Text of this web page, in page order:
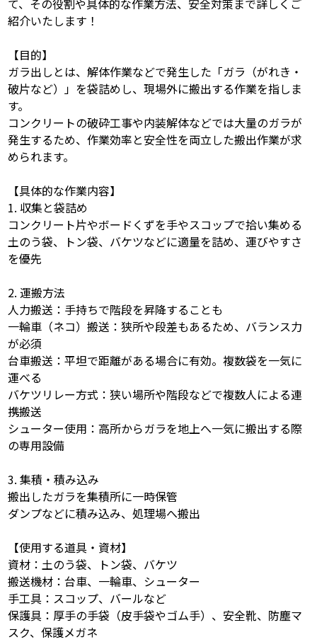
て、その役割や具体的な作業方法、安全対策まで詳しくご
紹介いたします！
【目的】
ガラ出しとは、解体作業などで発生した「ガラ（がれき・
破片など）」を袋詰めし、現場外に搬出する作業を指しま
す。
コンクリートの破砕工事や内装解体などでは大量のガラが
発生するため、作業効率と安全性を両立した搬出作業が求
められます。
【具体的な作業内容】
1. 収集と袋詰め
コンクリート片やボードくずを手やスコップで拾い集める
土のう袋、トン袋、バケツなどに適量を詰め、運びやすさ
を優先
2. 運搬方法
人力搬送：手持ちで階段を昇降することも
一輪車（ネコ）搬送：狭所や段差もあるため、バランス力
が必須
台車搬送：平坦で距離がある場合に有効。複数袋を一気に
運べる
バケツリレー方式：狭い場所や階段などで複数人による連
携搬送
シューター使用：高所からガラを地上へ一気に搬出する際
の専用設備
3. 集積・積み込み
搬出したガラを集積所に一時保管
ダンプなどに積み込み、処理場へ搬出
【使用する道具・資材】
資材：土のう袋、トン袋、バケツ
搬送機材：台車、一輪車、シューター
手工具：スコップ、バールなど
保護具：厚手の手袋（皮手袋やゴム手）、安全靴、防塵マ
スク、保護メガネ